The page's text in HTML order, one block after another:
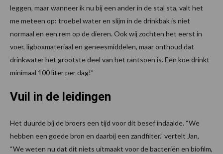
leggen, maar wanneer ik nu bij een ander in de stal sta, valt het
me meteen op: troebel water en slijm in de drinkbak is niet
normaal en een rem op de dieren. Ook wij zochten het eerst in
voer, ligboxmateriaal en geneesmiddelen, maar onthoud dat
drinkwater het grootste deel van het rantsoen is. Een koe drinkt
minimaal 100 liter per dag!”
Vuil in de leidingen
Het duurde bij de broers een tijd voor dit besef indaalde. “We
hebben een goede bron en daarbij een zandfilter.” vertelt Jan,
“We weten nu dat dit niets uitmaakt voor de bacteriën en biofilm,